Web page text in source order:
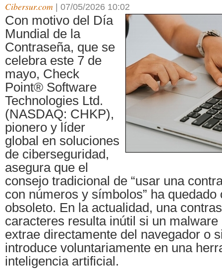
Cibersur.com 07/05/2026 10:02
Con motivo del Día
Mundial de la
Contraseña, que se
celebra este 7 de
mayo, Check
Point® Software
Technologies Ltd.
(NASDAQ: CHKP),
pionero y líder
global en soluciones
de ciberseguridad,
asegura que el
consejo tradicional de “usar una
con números y símbolos” ha quedado
obsoleto. En la actualidad, una
caracteres resulta inútil si un
extrae directamente del navegador o
introduce voluntariamente en una
inteligencia artificial.